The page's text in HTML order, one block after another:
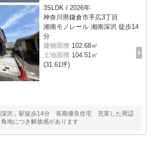
3SLDK / 2026年
神奈川県鎌倉市手広3丁目
湘南モノレール 湘南深沢 徒歩14
分
建物面積 102.68㎡
土地面積 104.51㎡
(31.61坪)
深沢」駅徒歩14分 長期優良住宅 充実した周辺
につき解放感があります